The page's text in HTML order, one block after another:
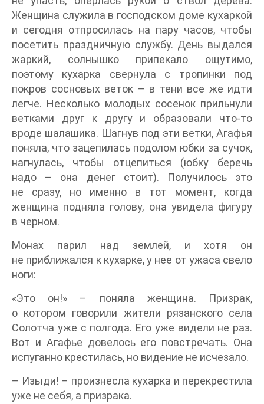
Женщина служила в господском доме кухаркой
и сегодня отпросилась на пару часов, чтобы
посетить праздничную службу. День выдался
жаркий, солнышко припекало ощутимо,
поэтому кухарка свернула с тропинки под
покров сосновых веток – в тени все же идти
легче. Несколько молодых сосенок прильнули
ветками друг к другу и образовали что-то
вроде шалашика. Шагнув под эти ветки, Агафья
поняла, что зацепилась подолом юбки за сучок,
нагнулась, чтобы отцепиться (юбку беречь
надо – она денег стоит). Получилось это
не сразу, но именно в тот момент, когда
женщина подняла голову, она увидела фигуру
в черном.
Монах парил над землей, и хотя он
не приближался к кухарке, у нее от ужаса свело
ноги:
«Это он!» – поняла женщина. Призрак,
о котором говорили жители рязанского села
Солотча уже с полгода. Его уже видели не раз.
Вот и Агафье довелось его повстречать. Она
испуганно крестилась, но видение не исчезало.
– Изыди! – произнесла кухарка и перекрестила
уже не себя, а призрака.